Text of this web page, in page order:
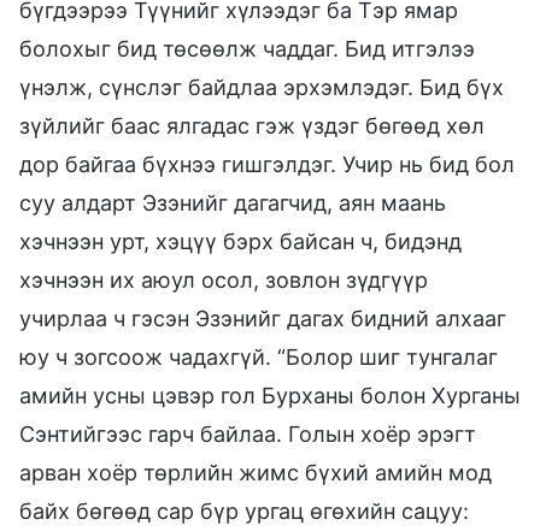
бүгдээрээ Түүнийг хүлээдэг ба Тэр ямар
болохыг бид төсөөлж чаддаг. Бид итгэлээ
үнэлж, сүнслэг байдлаа эрхэмлэдэг. Бид бүх
зүйлийг баас ялгадас гэж үздэг бөгөөд хөл
дор байгаа бүхнээ гишгэлдэг. Учир нь бид бол
суу алдарт Эзэнийг дагагчид, аян маань
хэчнээн урт, хэцүү бэрх байсан ч, бидэнд
хэчнээн их аюул осол, зовлон зүдгүүр
учирлаа ч гэсэн Эзэнийг дагах бидний алхааг
юу ч зогсоож чадахгүй. “Болор шиг тунгалаг
амийн усны цэвэр гол Бурханы болон Хурганы
Сэнтийгээс гарч байлаа. Голын хоёр эрэгт
арван хоёр төрлийн жимс бүхий амийн мод
байх бөгөөд сар бүр ургац өгөхийн сацуу: